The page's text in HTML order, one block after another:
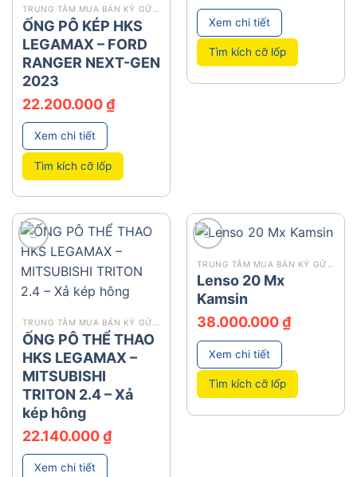
ỐNG PÔ KÉP HKS
LEGAMAX – FORD
RANGER NEXT-GEN
2023
22.200.000₫
Xem chi tiết
Tìm kích cỡ lốp
Xem chi tiết
Tìm kích cỡ lốp
add
TRUNG TÂM MUA BÁN KÝ GỬI Ô TÔ
ỐNG PÔ THỂ THAO
HKS LEGAMAX –
MITSUBISHI
TRITON 2.4 – Xả
kép hông
22.140.000₫
Xem chi tiết
add
Lenso 20 Mx
Kamsin
38.000.000₫
Xem chi tiết
Tìm kích cỡ lốp